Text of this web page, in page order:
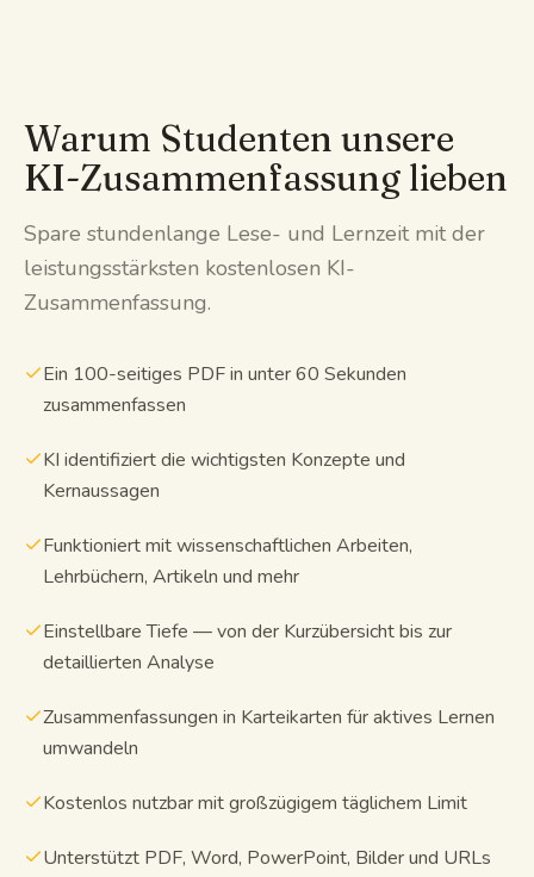
Warum Studenten unsere
KI-Zusammenfassung lieben
Spare stundenlange Lese- und Lernzeit mit der
leistungsstärksten kostenlosen KI-
Zusammenfassung.
Ein 100-seitiges PDF in unter 60 Sekunden
zusammenfassen
KI identifiziert die wichtigsten Konzepte und
Kernaussagen
Funktioniert mit wissenschaftlichen Arbeiten,
Lehrbüchern, Artikeln und mehr
Einstellbare Tiefe — von der Kurzübersicht bis zur
detaillierten Analyse
Zusammenfassungen in Karteikarten für aktives Lernen
umwandeln
Kostenlos nutzbar mit großzügigem täglichem Limit
Unterstützt PDF, Word, PowerPoint, Bilder und URLs